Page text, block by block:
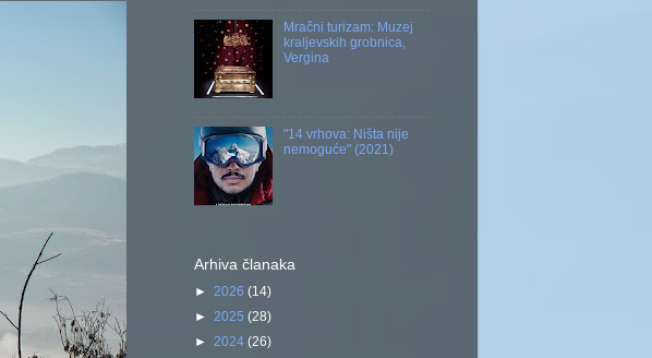
Mračni turizam: Muzej
kraljevskih grobnica,
Vergina
"14 vrhova: Ništa nije
nemoguće" (2021)
Arhiva članaka
► 2026 (14)
► 2025 (28)
► 2024 (26)